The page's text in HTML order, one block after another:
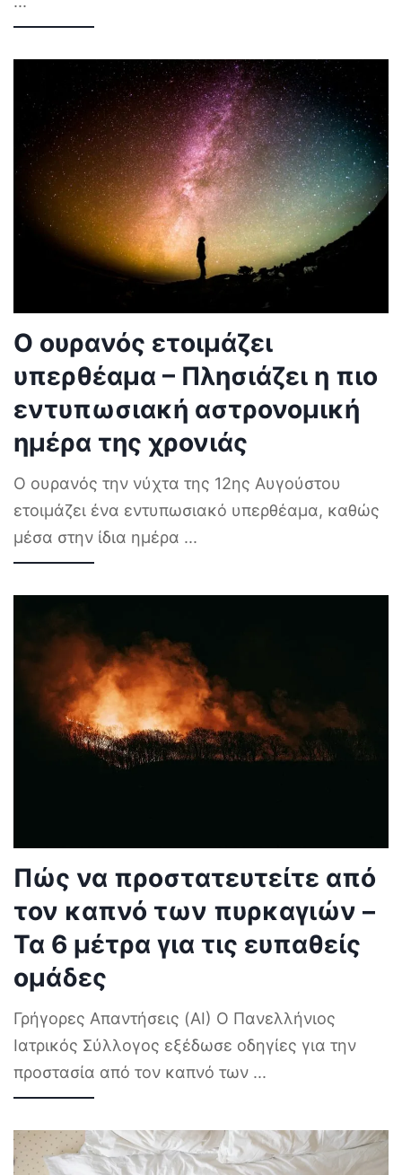
Ο ουρανός ετοιμάζει
υπερθέαμα – Πλησιάζει η πιο
εντυπωσιακή αστρονομική
ημέρα της χρονιάς
Ο ουρανός την νύχτα της 12ης Αυγούστου
ετοιμάζει ένα εντυπωσιακό υπερθέαμα, καθώς
μέσα στην ίδια ημέρα ...
Πώς να προστατευτείτε από
τον καπνό των πυρκαγιών –
Τα 6 μέτρα για τις ευπαθείς
ομάδες
Γρήγορες Απαντήσεις (AI) Ο Πανελλήνιος
Ιατρικός Σύλλογος εξέδωσε οδηγίες για την
προστασία από τον καπνό των ...